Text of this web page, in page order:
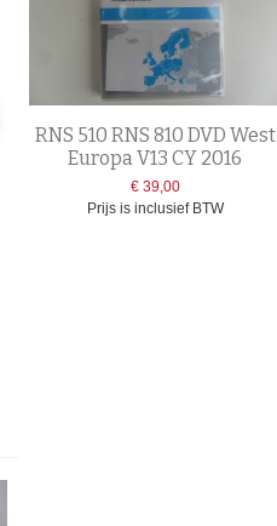
RNS 510 RNS 810 DVD West
Europa V13 CY 2016
€ 39,00
Prijs is inclusief BTW